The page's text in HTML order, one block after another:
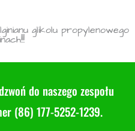
glikolu propylenowego
do naszego zespołu
(86) 177-5252-1239.